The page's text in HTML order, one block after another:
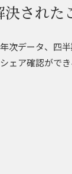
された
次データ、四
ェア確認ができ